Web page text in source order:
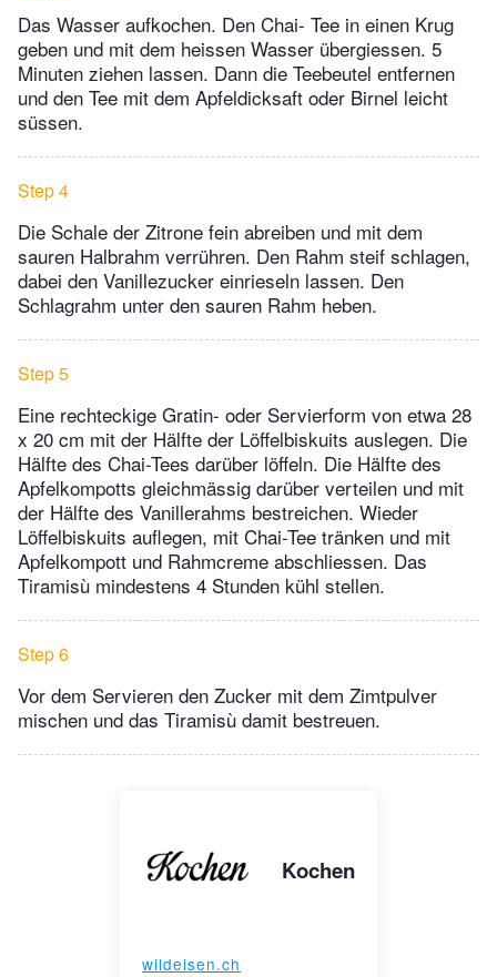
Das Wasser aufkochen. Den Chai- Tee in einen Krug
geben und mit dem heissen Wasser übergiessen. 5
Minuten ziehen lassen. Dann die Teebeutel entfernen
und den Tee mit dem Apfeldicksaft oder Birnel leicht
süssen.
Step 4
Die Schale der Zitrone fein abreiben und mit dem
sauren Halbrahm verrühren. Den Rahm steif schlagen,
dabei den Vanillezucker einrieseln lassen. Den
Schlagrahm unter den sauren Rahm heben.
Step 5
Eine rechteckige Gratin- oder Servierform von etwa 28
x 20 cm mit der Hälfte der Löffelbiskuits auslegen. Die
Hälfte des Chai-Tees darüber löffeln. Die Hälfte des
Apfelkompotts gleichmässig darüber verteilen und mit
der Hälfte des Vanillerahms bestreichen. Wieder
Löffelbiskuits auflegen, mit Chai-Tee tränken und mit
Apfelkompott und Rahmcreme abschliessen. Das
Tiramisù mindestens 4 Stunden kühl stellen.
Step 6
Vor dem Servieren den Zucker mit dem Zimtpulver
mischen und das Tiramisù damit bestreuen.
Kochen
wildeisen.ch